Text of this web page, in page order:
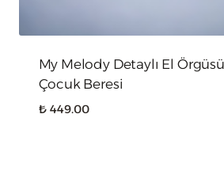
My Melody Detaylı El
Çocuk Beresi
₺449.00